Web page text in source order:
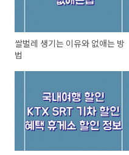
쌀벌레 생기는 이유와 없애는 방
법